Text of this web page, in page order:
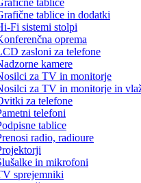
tablice in dodatki
Fi sistemi stolpi
oprema
zasloni za telefone
kamere
za TV in monitorje
za TV in monitorje in
za telefone
telefoni
tablice
radio, radioure
in mikrofoni
sprejemniki